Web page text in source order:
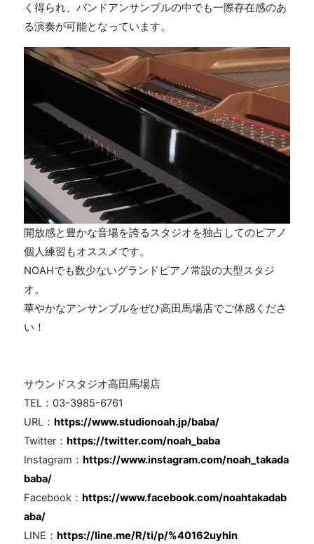
く得られ、バンドアンサンブルの中でも一際存在感のあ
る演奏が可能となっています。
開放感と豊かな音場を誇るスタジオを独占してのピアノ
個人練習もオススメです。
NOAHでも数少ないグランドピアノ常設の大型スタジ
オ。
華やかなアンサンブルをぜひ高田馬場店でご体感くださ
い！
サウンドスタジオ高田馬場店
TEL：03-3985-6761
URL： https://www.studionoah.jp/baba/
Twitter： https://twitter.com/noah_baba
Instagram： https://www.instagram.com/noah_takada
baba/
Facebook： https://www.facebook.com/noahtakadab
aba/
LINE： https://line.me/R/ti/p/%40162uyhin